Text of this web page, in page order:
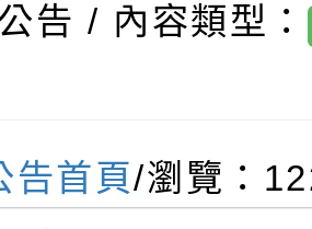
要點
施要點」
「115年金融知
一案
實施要點」及修
桃園市115年度
告 / 內容類型：
告首頁/瀏覽：